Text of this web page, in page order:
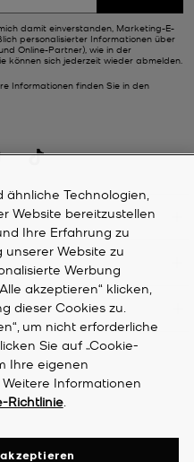
damit einverstanden, Marketing-E-
personalisierter Informationen über
Online-Partner), wie in der
können sich jederzeit wieder abmelden.
Informationen finden Sie in den
Technologien,
Website bereitzustellen
Ihre Erfahrung zu
unserer Website zu
Werbung
akzeptieren“ klicken,
dieser Cookies zu.
um nicht erforderliche
Sie auf „Cookie-
Ihre eigenen
Informationen
Richtlinie.